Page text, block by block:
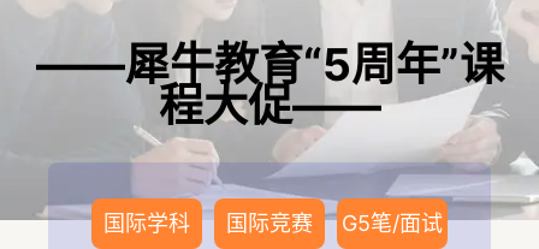
——犀牛教育“5周年”课
程大促——
国际学科 国际竞赛 G5笔/面试